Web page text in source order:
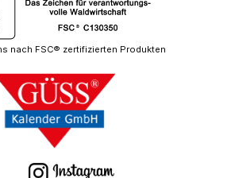
nach FSC® zertifizierten Produkten